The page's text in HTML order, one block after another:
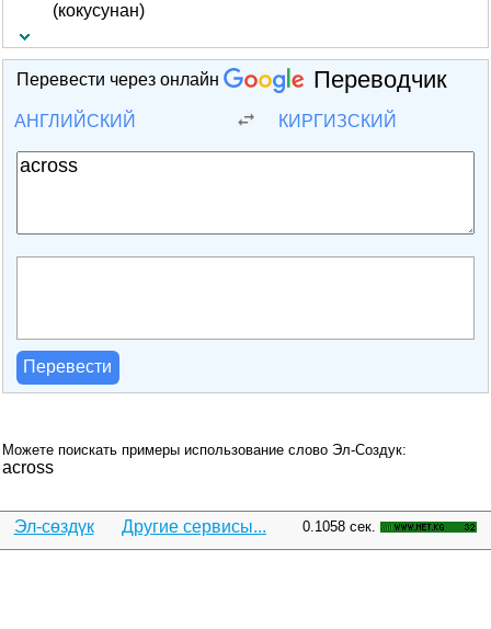
(кокусунан)
Перевести через онлайн Переводчик
АНГЛИЙСКИЙ КИРГИЗСКИЙ
Перевести
Можете поискать примеры использование слово Эл-Создук:
across
Эл-сөздүк Другие сервисы... 0.1058 сек.